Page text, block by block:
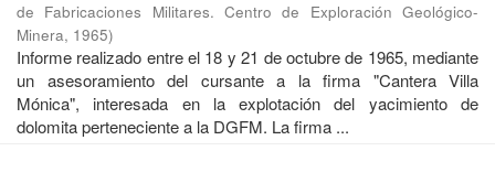
de Fabricaciones Militares. Centro de Exploración Geológico-
Minera, 1965)
Informe realizado entre el 18 y 21 de octubre de 1965, mediante
un asesoramiento del cursante a la firma "Cantera Villa
Mónica", interesada en la explotación del yacimiento de
dolomita perteneciente a la DGFM. La firma ...